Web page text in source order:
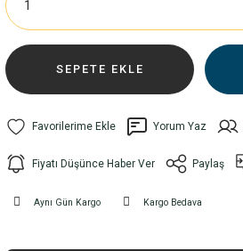
SEPETE EKLE
Yorum Yaz
Fiyatı Düşünce Haber Ver Paylaş
Aynı Gün Kargo Kargo Bedava